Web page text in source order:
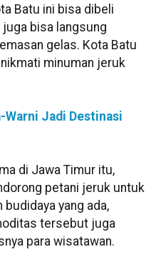
Batu ini bisa dibeli
bisa langsung
gelas. Kota Batu
minuman jeruk
Warni Jadi Destinasi
di Jawa Timur itu,
petani jeruk untuk
yang ada,
tersebut juga
para wisatawan.